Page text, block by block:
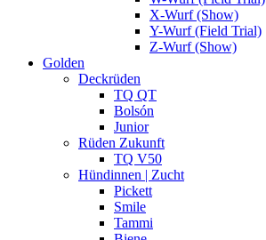
X-Wurf (Show)
Y-Wurf (Field Trial)
Z-Wurf (Show)
Golden
Deckrüden
TQ QT
Bolsón
Junior
Rüden Zukunft
TQ V50
Hündinnen | Zucht
Pickett
Smile
Tammi